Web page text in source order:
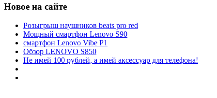
Новое на сайте
Розыгрыш наушников beats pro red
Мощный смартфон Lenovo S90
смартфон Lenovo Vibe P1
Обзор LENOVO S850
Не имей 100 рублей, а имей аксессуар для телефона!